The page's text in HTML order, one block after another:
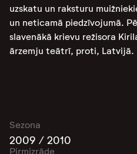
uzskatu un raksturu
un neticamā piedzīvojumā.
slavenākā krievu režisora
ārzemju teātrī, proti, Latvijā.
Sezona
2009 / 2010
Pirmizrāde